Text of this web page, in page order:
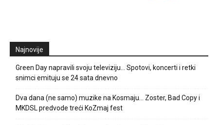
Najnovije
Green Day napravili svoju televiziju… Spotovi, koncerti i retki
snimci emituju se 24 sata dnevno
Dva dana (ne samo) muzike na Kosmaju… Zoster, Bad Copy i
MKDSL predvode treći KoZmaj fest